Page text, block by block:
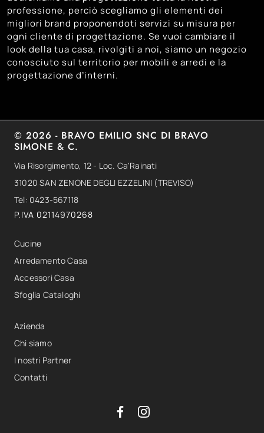
professione, perciò scegliamo gli elementi dei
migliori brand proponendoti servizi su misura per
ogni cliente di progettazione. Se vuoi cambiare il
look della tua casa, rivolgiti a noi, siamo un negozio
conosciuto sul territorio per mobili e arredi e la
progettazione d’interni.
© 2026 - BRAVO EMILIO SNC DI BRAVO
SIMONE & C.
Via Risorgimento, 12 - Loc. Ca'Rainati
31020 SAN ZENONE DEGLI EZZELINI (TREVISO)
Tel: 0423-567118
P.IVA 02114970268
Cucine
Arredamento Casa
Accessori Casa
Sfoglia Cataloghi
Azienda
Chi siamo
I nostri Partner
Contatti